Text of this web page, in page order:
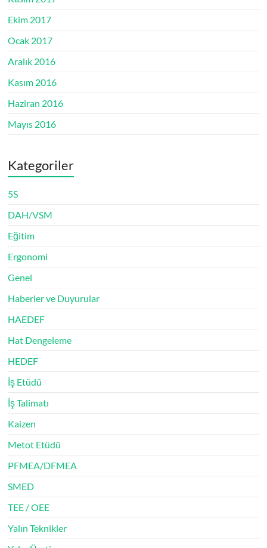
Ekim 2017
Ocak 2017
Aralık 2016
Kasım 2016
Haziran 2016
Mayıs 2016
Kategoriler
5S
DAH/VSM
Eğitim
Ergonomi
Genel
Haberler ve Duyurular
HAEDEF
Hat Dengeleme
HEDEF
İş Etüdü
İş Talimatı
Kaizen
Metot Etüdü
PFMEA/DFMEA
SMED
TEE / OEE
Yalın Teknikler